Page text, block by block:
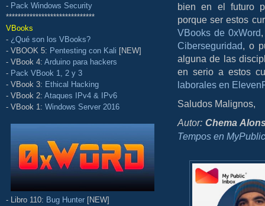
- Pack Windows Security
******************************
VBooks
- ¿Qué son los VBooks?
- VBOOK 5: Pentesting con Kali [NEW]
- VBook 4: Arduino para hackers
- Pack VBook 1, 2 y 3
- VBook 3: Ethical Hacking
- VBook 2: Ataques IPv4 & IPv6
- VBook 1: Windows Server 2016
- Libro 110: Bug Hunter [NEW]
bien en el futuro
porque ser estos
VBooks de 0xWord
Ciberseguridad, o
alguna de las
en serio a estos
laborales en
Saludos Malignos,
Autor: Chema
Tempos en